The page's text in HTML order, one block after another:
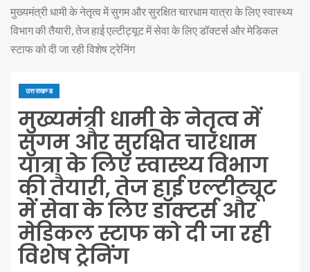
मुख्यमंत्री धामी के नेतृत्व में सुगम और सुरक्षित चारधाम यात्रा के लिए स्वास्थ्य
विभाग की तैयारी, तेज हाई एल्टीट्यूट में सेवा के लिए डॉक्टर्स और मेडिकल
स्टाफ को दी जा रही विशेष ट्रेनिंग
उत्तराखण्ड
मुख्यमंत्री धामी के नेतृत्व में
सुगम और सुरक्षित चारधाम
यात्रा के लिए स्वास्थ्य विभाग
की तैयारी, तेज हाई एल्टीट्यूट
में सेवा के लिए डॉक्टर्स और
मेडिकल स्टाफ को दी जा रही
विशेष ट्रेनिंग